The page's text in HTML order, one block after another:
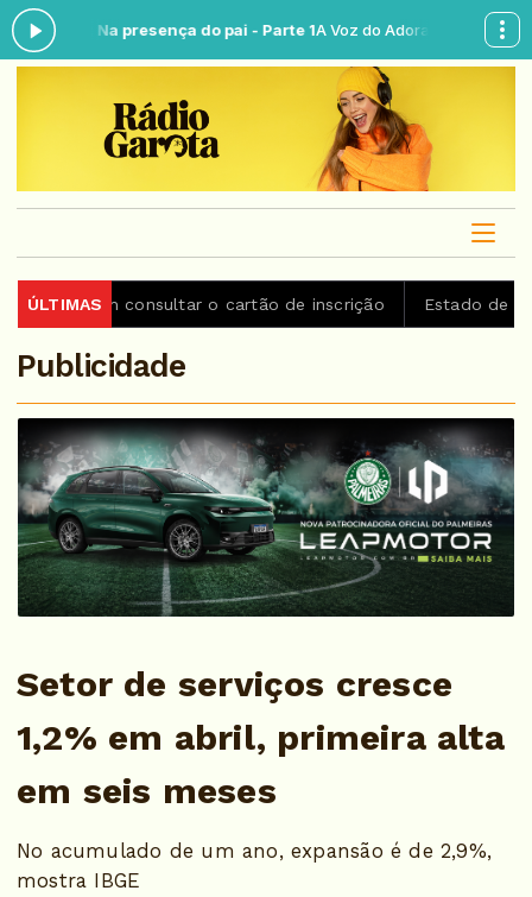
Na presença do pai - Parte 1A Voz do Adorador das 18:30 às
ÚLTIMAS
consultar o cartão de inscrição Estado de São Paulo
Publicidade
Setor de serviços cresce
1,2% em abril, primeira alta
em seis meses
No acumulado de um ano, expansão é de 2,9%,
mostra IBGE